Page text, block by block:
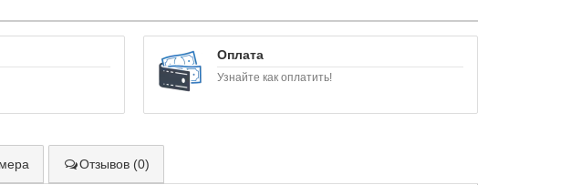
Оплата
Узнайте как оплатить!
Отзывов (0)